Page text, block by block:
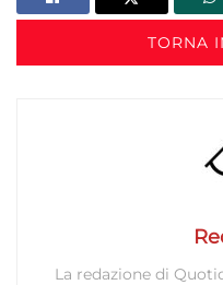
TORNA
La redazione di